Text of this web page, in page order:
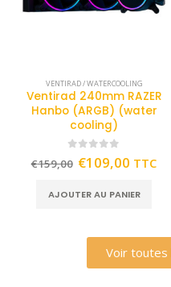
VENTIRAD / WATERCOOLING
Ventirad 240mm RAZER
Hanbo (ARGB) (water
cooling)
out of 5
€159,00 €109,00 TTC
AJOUTER AU PANIER
Voir toutes